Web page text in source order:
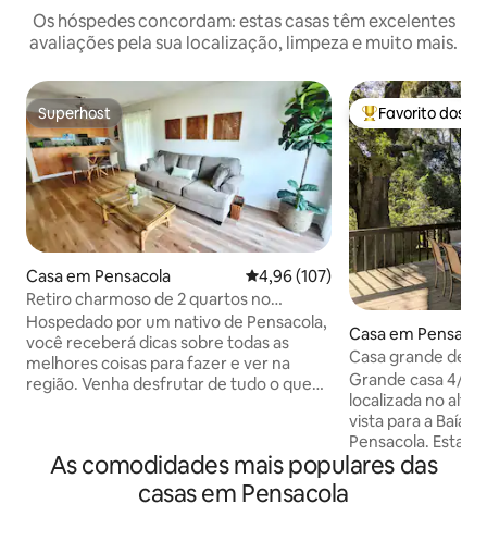
Os hóspedes concordam: estas casas têm excelentes
avaliações pela sua localização, limpeza e muito mais.
Superhost
Superhost
Casa em Pensacola Classificação média de 4,96 em
4,96 (107)
Retiro charmoso de 2 quartos no
coração de Pensacola
Hospedado por um nativo de Pensacola,
você receberá dicas sobre todas as
melhores coisas para fazer e ver na
região. Venha desfrutar de tudo o que
aeroporto PNS, shopping Cordova,
mercearia (Publix, Wal-Mart, Fresh
Market), restaurantes e muito mais! A
Favoritos dos
Favorito dos
Casa em
Casa grande de
vista para a baía
Grande casa 4/4
localizada no alto
vista para a Baía
Pensacola. Esta
grande quintal e
As comodidades mais populares das
casas em Pensacola